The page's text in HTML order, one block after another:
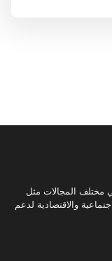
مختلف المجالات مثل
والاقتصادية لدعم